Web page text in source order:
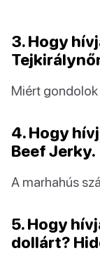
3. Hogy
Miért gondolok
4. Hogy
Beef Jerky.
A marhahús
5. Hogy
dollárt?